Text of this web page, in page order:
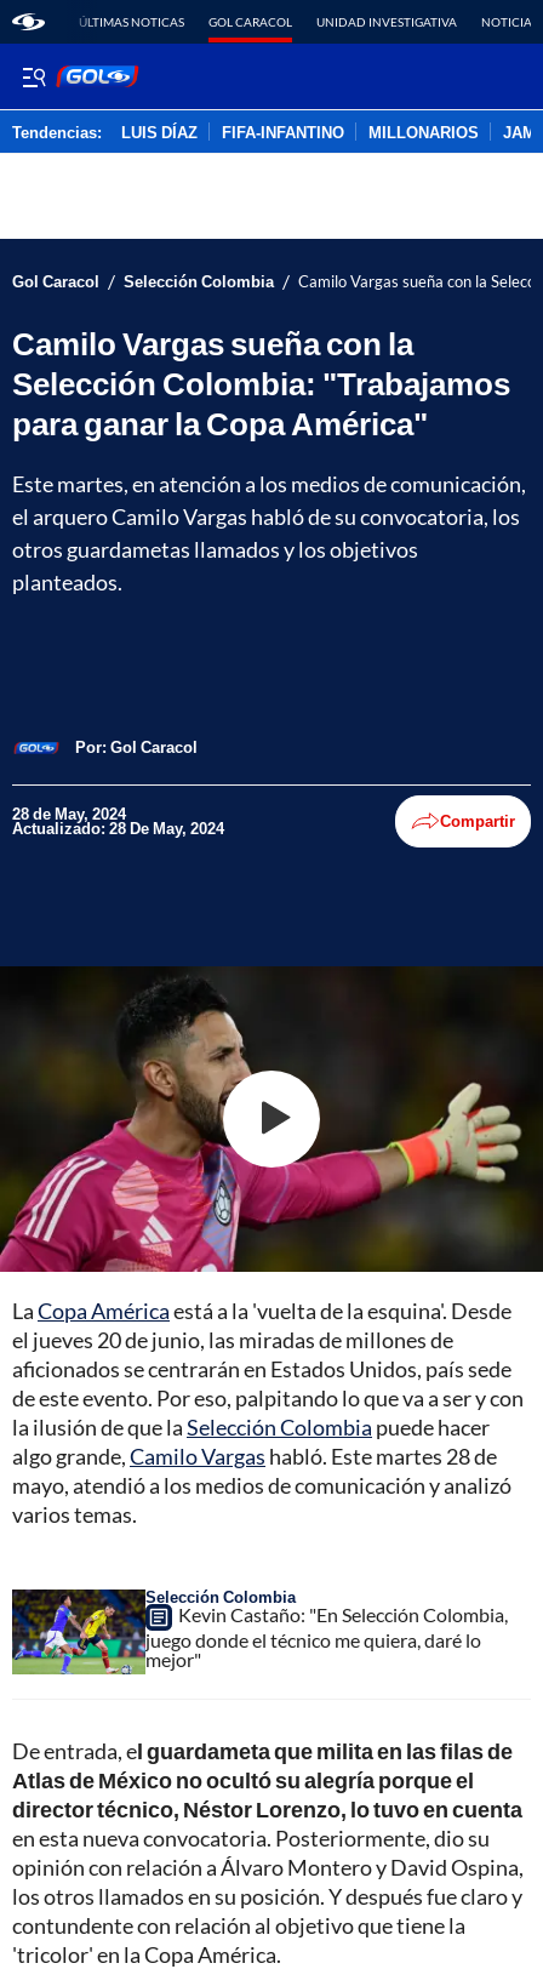
ÚLTIMAS NOTICAS GOL CARACOL UNIDAD INVESTIGATIVA NOTICIAS
Tendencias: LUIS DÍAZ FIFA-INFANTINO MILLONARIOS
Gol Caracol / Selección Colombia / Camilo Vargas sueña con la
Camilo Vargas sueña con la
Selección Colombia: "Trabajamos
para ganar la Copa América"
Este martes, en atención a los medios de comunicación,
el arquero Camilo Vargas habló de su convocatoria, los
otros guardametas llamados y los objetivos
planteados.
Por: Gol Caracol
28 de May, 2024
Actualizado: 28 De May, 2024 Compartir
LaCopa Américaestá a la 'vuelta de la esquina'. Desde
el jueves 20 de junio, las miradas de millones de
aficionados se centrarán en Estados Unidos, país sede
de este evento. Por eso, palpitando lo que va a ser y con
la ilusión de que laSelección Colombia puede hacer
algo grande,Camilo Vargas habló. Este martes 28 de
mayo, atendió a los medios de comunicación y analizó
varios temas.
Selección Colombia
Kevin Castaño: "En Selección Colombia,
juego donde el técnico me quiera, daré lo
mejor"
De entrada, el guardameta que milita en las filas de
Atlas de México no ocultó su alegría porque el
director técnico, Néstor Lorenzo, lo tuvo en cuenta
en esta nueva convocatoria. Posteriormente, dio su
opinión con relación a Álvaro Montero y David Ospina,
los otros llamados en su posición. Y después fue claro y
contundente con relación al objetivo que tiene la
'tricolor' en la Copa América.